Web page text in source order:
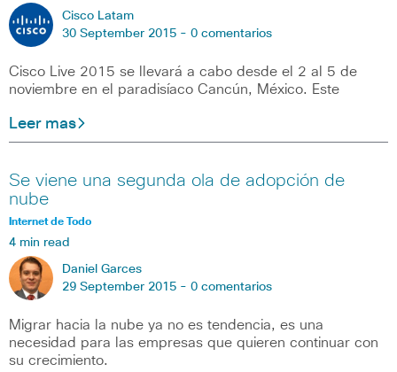
Cisco Latam
30 September 2015 - 0 comentarios
Cisco Live 2015 se llevará a cabo desde el 2 al 5 de
noviembre en el paradisíaco Cancún, México. Este
Leer mas
Se viene una segunda ola de adopción de
nube
Internet de Todo
4 min read
Daniel Garces
29 September 2015 - 0 comentarios
Migrar hacia la nube ya no es tendencia, es una
necesidad para las empresas que quieren continuar con
su crecimiento.